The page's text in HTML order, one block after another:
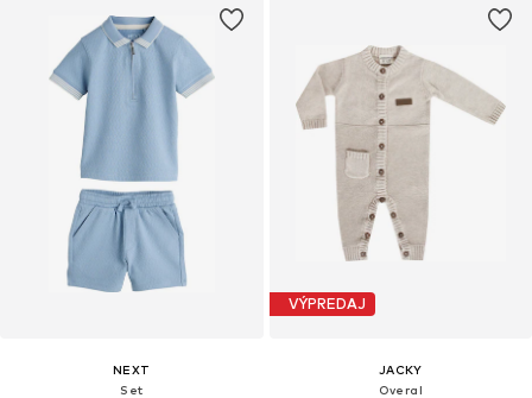
NEXT
Set
VÝPREDAJ
JACKY
Overal